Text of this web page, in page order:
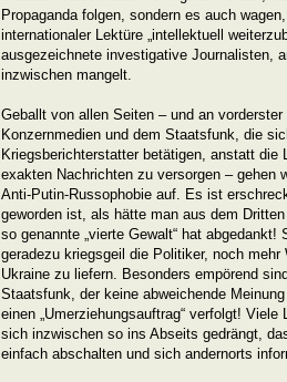
Propaganda folgen, sondern es auch
internationaler Lektüre „intellektuell
ausgezeichnete investigative Journalisten,
inzwischen mangelt.
Geballt von allen Seiten – und an
Konzernmedien und dem Staatsfunk, die
Kriegsberichterstatter betätigen, anstatt die
exakten Nachrichten zu versorgen – gehen
Anti-Putin-Russophobie auf. Es ist
geworden ist, als hätte man aus dem
so genannte „vierte Gewalt“ hat abgedankt!
geradezu kriegsgeil die Politiker, noch mehr
Ukraine zu liefern. Besonders empörend
Staatsfunk, der keine abweichende
einen „Umerziehungsauftrag“ verfolgt!
sich inzwischen so ins Abseits gedrängt,
einfach abschalten und sich andernorts